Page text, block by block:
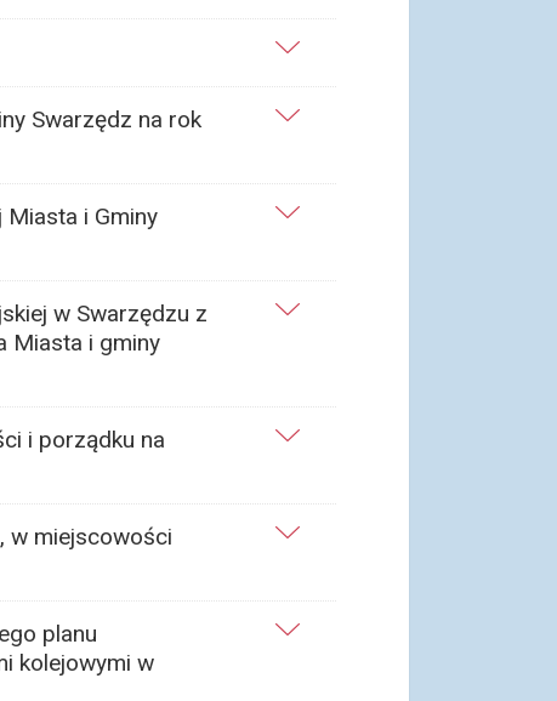
Swarzędz na rok
Miasta i Gminy
w Swarzędzu z
Miasta i gminy
i porządku na
w miejscowości
planu
kolejowymi w